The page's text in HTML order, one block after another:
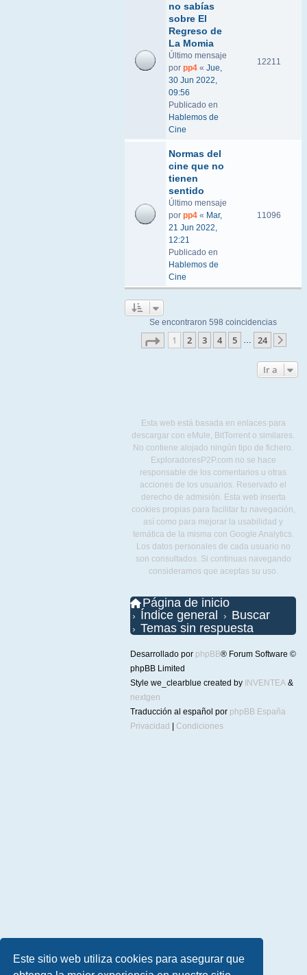
Este sitio web utiliza cookies para asegurar que
no sabías
sobre El
Regreso de
La Momia
Último mensaje
por pp4 « Jue,
30 Jun 2022,
09:56
Publicado en
Hablemos de
Cine
12211
Normas del
cine que no
tienen
sentido
Último mensaje
por pp4 « Mar,
21 Jun 2022,
12:21
Publicado en
Hablemos de
Cine
11096
Se encontraron 598 coincidencias
Página de 24
1 2 3 4 5 … 24
Ir a
Esta web está basada en enlaces para
descargar con eMule, BitTorrent o similares.
No contiene alojado ningún tipo de fichero.
ExploradoresP2P.com no se hace
responsable de los comentarios u otras
acciones de los usuarios. Reservado el
derecho de admisión. Esta web inserta
cookies propias para facilitar tu navegación,
así como para mejorar la usabilidad y
temática de la misma con Google Analytics.
Los datos personales de cada usuario no
son consultados. Si continuas navegando
consideramos que aceptas su uso.
Página de inicio
Índice general
Buscar
Temas sin respuesta
Desarrollado por phpBB® Forum Software ©
phpBB Limited
Style we_clearblue created by INVENTEA &
nextgen
Traducción al español por phpBB España
Privacidad
Condiciones